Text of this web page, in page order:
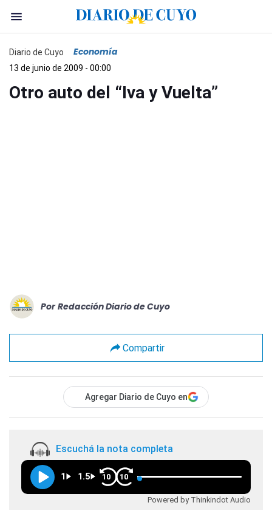
Diario de Cuyo Economía
13 de junio de 2009 - 00:00
Otro auto del “Iva y Vuelta”
Por Redacción Diario de Cuyo
Compartir
Agregar Diario de Cuyo en
Escuchá la nota completa
1 1.5 10 10
Powered by Thinkindot Audio